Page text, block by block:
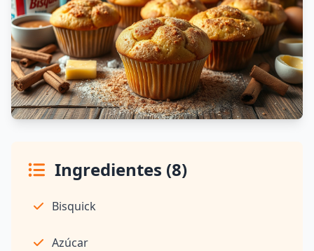
Ingredientes (8)
Bisquick
Azúcar